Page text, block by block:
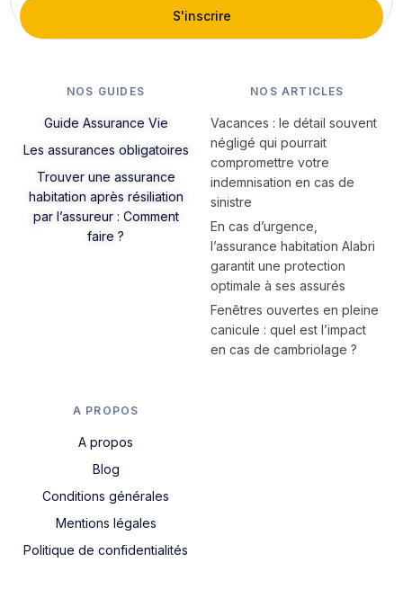
S'inscrire
NOS GUIDES
Guide Assurance Vie
Les assurances obligatoires
Trouver une assurance
habitation après résiliation
par l’assureur : Comment
faire ?
NOS ARTICLES
Vacances : le détail souvent
négligé qui pourrait
compromettre votre
indemnisation en cas de
sinistre
En cas d’urgence,
l’assurance habitation Alabri
garantit une protection
optimale à ses assurés
Fenêtres ouvertes en pleine
canicule : quel est l’impact
en cas de cambriolage ?
A PROPOS
A propos
Blog
Conditions générales
Mentions légales
Politique de confidentialités